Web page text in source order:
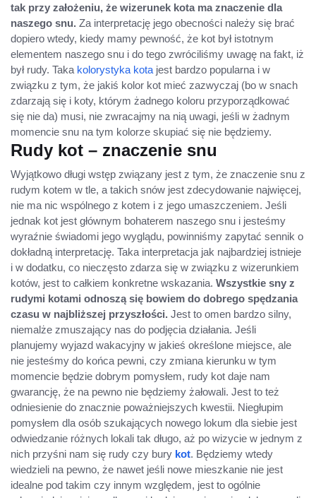
tak przy założeniu, że wizerunek kota ma znaczenie dla
naszego snu. Za interpretację jego obecności należy się brać
dopiero wtedy, kiedy mamy pewność, że kot był istotnym
elementem naszego snu i do tego zwróciliśmy uwagę na fakt, iż
był rudy. Taka kolorystyka kota jest bardzo popularna i w
związku z tym, że jakiś kolor kot mieć zazwyczaj (bo w snach
zdarzają się i koty, którym żadnego koloru przyporządkować
się nie da) musi, nie zwracajmy na nią uwagi, jeśli w żadnym
momencie snu na tym kolorze skupiać się nie będziemy.
Rudy kot – znaczenie snu
Wyjątkowo długi wstęp związany jest z tym, że znaczenie snu z
rudym kotem w tle, a takich snów jest zdecydowanie najwięcej,
nie ma nic wspólnego z kotem i z jego umaszczeniem. Jeśli
jednak kot jest głównym bohaterem naszego snu i jesteśmy
wyraźnie świadomi jego wyglądu, powinniśmy zapytać sennik o
dokładną interpretację. Taka interpretacja jak najbardziej istnieje
i w dodatku, co nieczęsto zdarza się w związku z wizerunkiem
kotów, jest to całkiem konkretne wskazania. Wszystkie sny z
rudymi kotami odnoszą się bowiem do dobrego spędzania
czasu w najbliższej przyszłości. Jest to omen bardzo silny,
niemalże zmuszający nas do podjęcia działania. Jeśli
planujemy wyjazd wakacyjny w jakieś określone miejsce, ale
nie jesteśmy do końca pewni, czy zmiana kierunku w tym
momencie będzie dobrym pomysłem, rudy kot daje nam
gwarancję, że na pewno nie będziemy żałowali. Jest to też
odniesienie do znacznie poważniejszych kwestii. Niegłupim
pomysłem dla osób szukających nowego lokum dla siebie jest
odwiedzanie różnych lokali tak długo, aż po wizycie w jednym z
nich przyśni nam się rudy czy bury kot. Będziemy wtedy
wiedzieli na pewno, że nawet jeśli nowe mieszkanie nie jest
idealne pod takim czy innym względem, jest to ogólnie